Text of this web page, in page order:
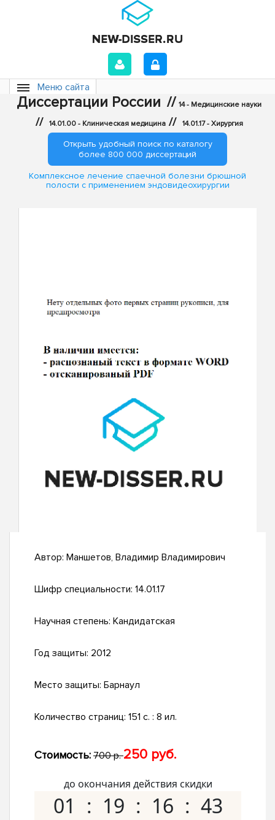
Меню сайта
Диссертации России // 14 - Медицинские науки
// 14.01.00 - Клиническая медицина // 14.01.17 - Хирургия
Открыть удобный поиск по каталогу
более 800 000 диссертаций
Комплексное лечение спаечной болезни брюшной
полости с применением эндовидеохирургии
Автор: Маншетов, Владимир Владимирович
Шифр специальности: 14.01.17
Научная степень: Кандидатская
Год защиты: 2012
Место защиты: Барнаул
Количество страниц: 151 с. : 8 ил.
Стоимость: 700 р.250 руб.
до окончания действия скидки
01 19 16 42